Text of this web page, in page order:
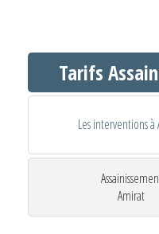
Tarifs
Les interventions à
Amirat